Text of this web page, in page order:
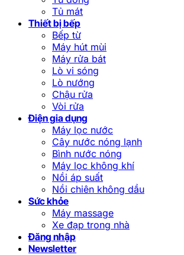
Tủ mát
Thiết bị bếp
Bếp từ
Máy hút mùi
Máy rửa bát
Lò vi sóng
Lò nướng
Chậu rửa
Vòi rửa
Điện gia dụng
Máy lọc nước
Cây nước nóng lạnh
Bình nước nóng
Máy lọc không khí
Nồi áp suất
Nồi chiên không dầu
Sức khỏe
Máy massage
Xe đạp trong nhà
Đăng nhập
Newsletter